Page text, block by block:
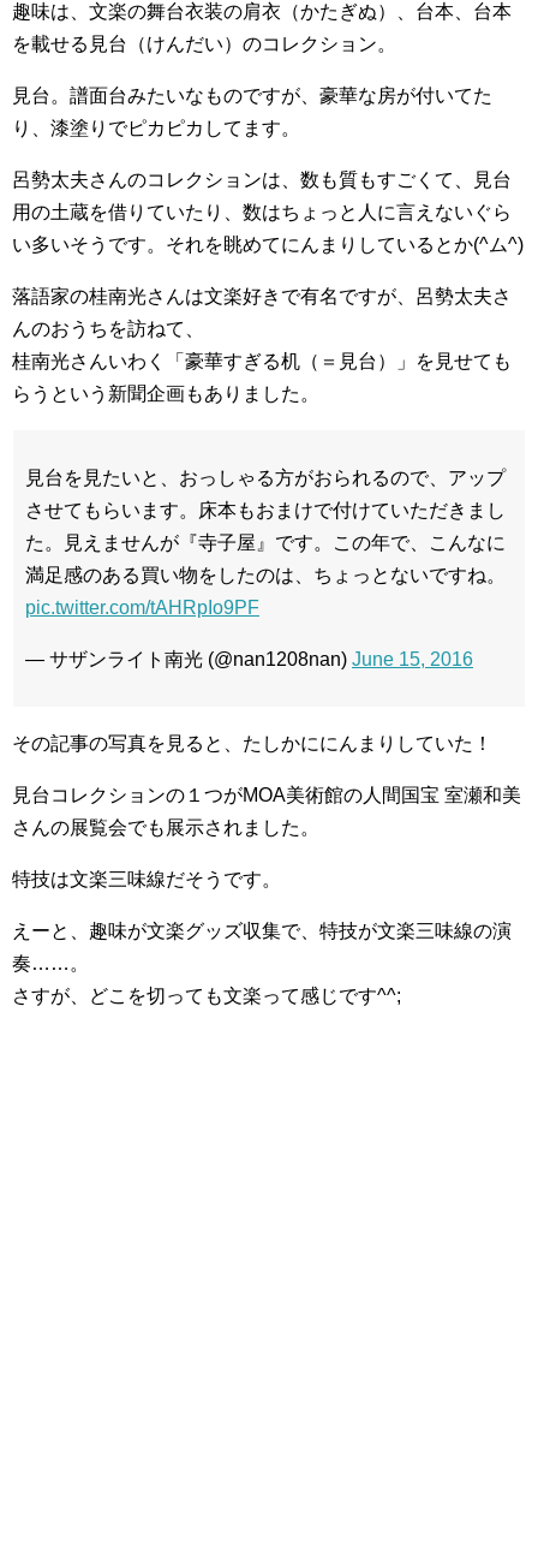
趣味は、文楽の舞台衣装の肩衣（かたぎぬ）、台本、台本
を載せる見台（けんだい）のコレクション。
見台。譜面台みたいなものですが、豪華な房が付いてた
り、漆塗りでピカピカしてます。
呂勢太夫さんのコレクションは、数も質もすごくて、見台
用の土蔵を借りていたり、数はちょっと人に言えないぐら
い多いそうです。それを眺めてにんまりしているとか(^ム^)
落語家の桂南光さんは文楽好きで有名ですが、呂勢太夫さ
んのおうちを訪ねて、
桂南光さんいわく「豪華すぎる机（＝見台）」を見せても
らうという新聞企画もありました。
見台を見たいと、おっしゃる方がおられるので、アップ
させてもらいます。床本もおまけで付けていただきまし
た。見えませんが『寺子屋』です。この年で、こんなに
満足感のある買い物をしたのは、ちょっとないですね。
pic.twitter.com/tAHRpIo9PF
— サザンライト南光 (@nan1208nan) June 15, 2016
その記事の写真を見ると、たしかににんまりしていた！
見台コレクションの１つがMOA美術館の人間国宝 室瀬和美
さんの展覧会でも展示されました。
特技は文楽三味線だそうです。
えーと、趣味が文楽グッズ収集で、特技が文楽三味線の演
奏……。
さすが、どこを切っても文楽って感じです^^;